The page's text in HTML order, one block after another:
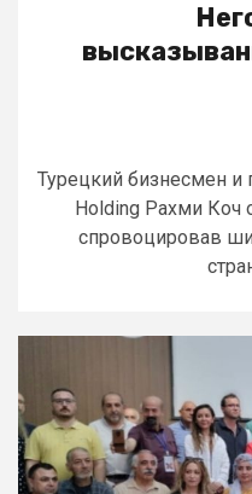
Турецкий бизнесмен и
Holding Рахми Коч
спровоцировав